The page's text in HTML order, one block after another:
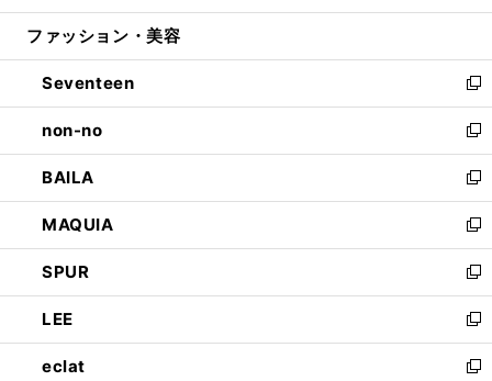
開
ウ
開
く
ン
ウ
で
開
く
ウ
ン
ド
ウ
で
開
く
ファッション・美容
Seventeen
新
し
い
ウ
ィ
ン
ド
ウ
で
開
く
non-no
新
し
い
ウ
ィ
ン
ド
ウ
で
開
く
BAILA
新
し
い
ウ
ィ
ン
ド
ウ
で
MAQUIA
新
し
い
ウ
ィ
ン
ド
SPUR
新
し
い
ウ
ィ
LEE
新
し
い
eclat
新